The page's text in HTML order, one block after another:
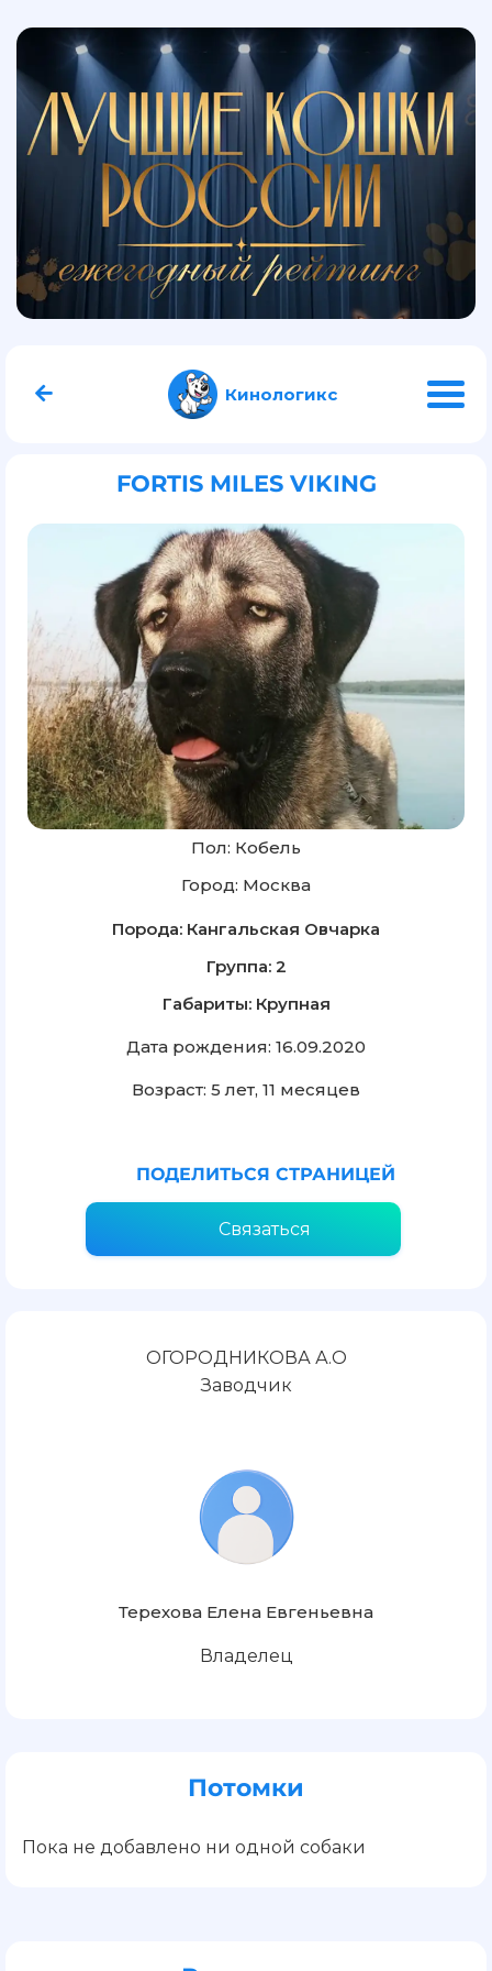
Кинологикс
FORTIS MILES VIKING
Пол: Кобель
Город: Москва
Порода: Кангальская Овчарка
Группа: 2
Габариты: Крупная
Дата рождения: 16.09.2020
Возраст: 5 лет, 11 месяцев
ПОДЕЛИТЬСЯ СТРАНИЦЕЙ
Связаться
ОГОРОДНИКОВА А.О
Заводчик
Терехова Елена Евгеньевна
Владелец
Потомки
Пока не добавлено ни одной собаки